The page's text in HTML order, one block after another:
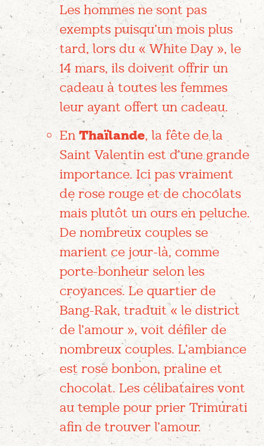
Les hommes ne sont pas
exempts puisqu’un mois plus
tard, lors du « White Day », le
14 mars, ils doivent offrir un
cadeau à toutes les femmes
leur ayant offert un cadeau.
En Thaïlande, la fête de la
Saint Valentin est d’une grande
importance. Ici pas vraiment
de rose rouge et de chocolats
mais plutôt un ours en peluche.
De nombreux couples se
marient ce jour-là, comme
porte-bonheur selon les
croyances. Le quartier de
Bang-Rak, traduit « le district
de l’amour », voit défiler de
nombreux couples. L’ambiance
est rose bonbon, praline et
chocolat. Les célibataires vont
au temple pour prier Trimurati
afin de trouver l’amour.